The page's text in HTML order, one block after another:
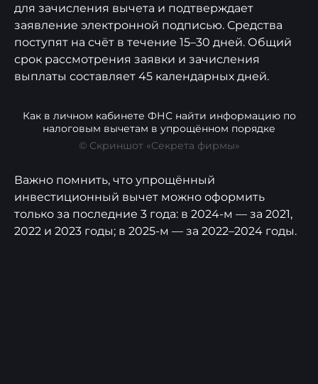
для зачисления вычета и подтверждает
заявление электронной подписью. Средства
поступят на счёт в течение 15–30 дней. Общий
срок рассмотрения заявки и зачисления
выплаты составляет 45 календарных дней.
Как в личном кабинете ФНС найти информацию по
налоговым вычетам в упрощённом порядке
© Скриншот «Секрета фирмы»
Важно помнить, что упрощённый
инвестиционный вычет можно оформить
только за последние 3 года: в 2024-м — за 2021,
2022 и 2023 годы; в 2025-м — за 2022–2024 годы.